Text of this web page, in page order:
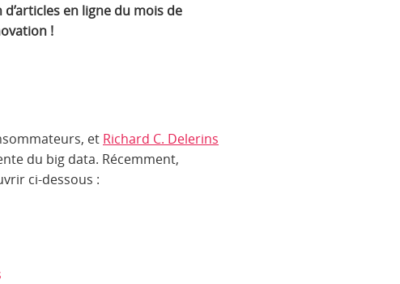
en ligne du mois de
!
et Richard C. Delerins
du big data. Récemment,
ci-dessous :